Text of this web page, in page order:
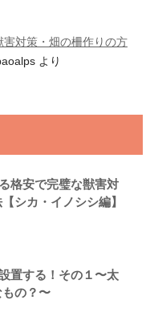
対策・畑の柵作りの方
より
格安で完璧な獣害対
シカ・イノシシ編】
置する！その１〜太
の？〜